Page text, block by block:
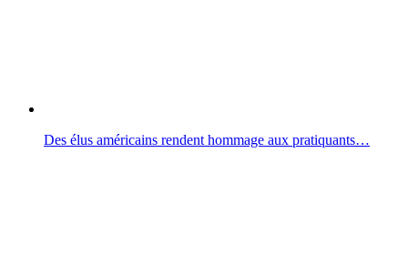
Des élus américains rendent hommage aux pratiquants…